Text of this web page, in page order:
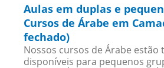
Aulas em duplas e
Cursos de Árabe em
fechado)
Nossos cursos de Árabe estão
disponíveis para pequenos